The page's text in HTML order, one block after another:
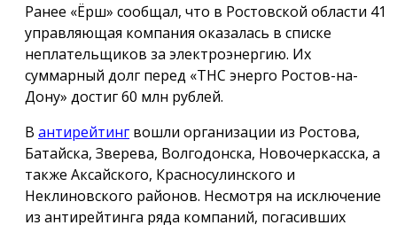
Ранее «Ёрш» сообщал, что в Ростовской области 41
управляющая компания оказалась в списке
неплательщиков за электроэнергию. Их
суммарный долг перед «ТНС энерго Ростов-на-
Дону» достиг 60 млн рублей.
В антирейтинг вошли организации из Ростова,
Батайска, Зверева, Волгодонска, Новочеркасска, а
также Аксайского, Красносулинского и
Неклиновского районов. Несмотря на исключение
из антирейтинга ряда компаний, погасивших